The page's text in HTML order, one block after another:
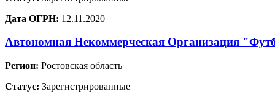
Дата ОГРН: 12.11.2020
Автономная Некоммерческая Организация
Регион: Ростовская область
Статус: Зарегистрированные